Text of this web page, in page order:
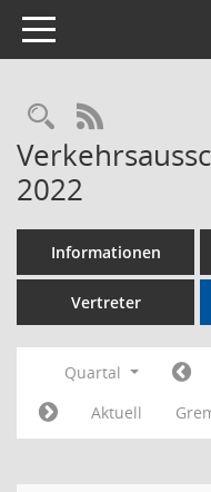
Toggle navigation
RSS-Feed
2022
Informationen
Vertreter
Quartal
Aktuell